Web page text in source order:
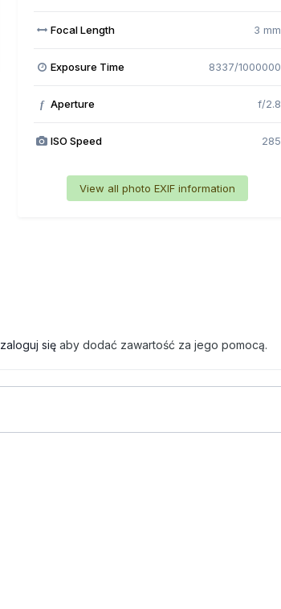
Focal Length 3 mm
Exposure Time 8337/1000000
f Aperture f/2.8
ISO Speed 285
View all photo EXIF information
zaloguj się aby dodać zawartość za jego pomocą.